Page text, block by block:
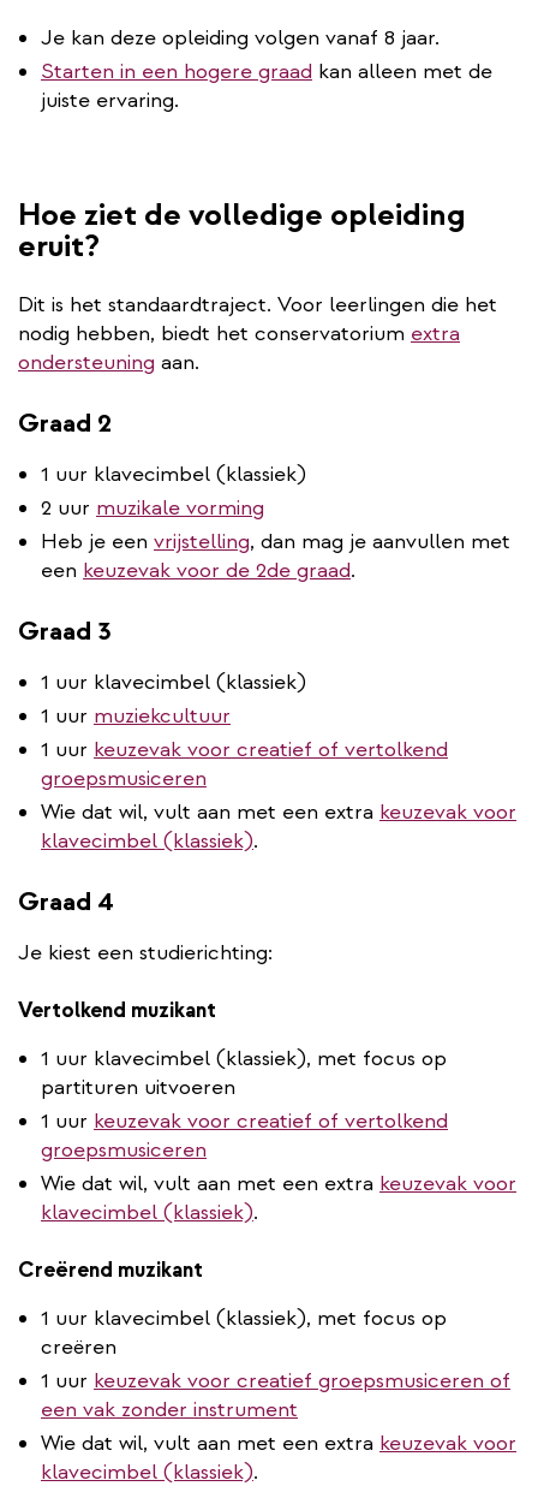
Je kan deze opleiding volgen vanaf 8 jaar.
Starten in een hogere graad kan alleen met de
juiste ervaring.
Hoe ziet de volledige opleiding
eruit?
Dit is het standaardtraject. Voor leerlingen die het
nodig hebben, biedt het conservatorium extra
ondersteuning aan.
Graad 2
1 uur klavecimbel (klassiek)
2 uur muzikale vorming
Heb je een vrijstelling, dan mag je aanvullen met
een keuzevak voor de 2de graad.
Graad 3
1 uur klavecimbel (klassiek)
1 uur muziekcultuur
1 uur keuzevak voor creatief of vertolkend
groepsmusiceren
Wie dat wil, vult aan met een extra keuzevak voor
klavecimbel (klassiek).
Graad 4
Je kiest een studierichting:
Vertolkend muzikant
1 uur klavecimbel (klassiek), met focus op
partituren uitvoeren
1 uur keuzevak voor creatief of vertolkend
groepsmusiceren
Wie dat wil, vult aan met een extra keuzevak voor
klavecimbel (klassiek).
Creërend muzikant
1 uur klavecimbel (klassiek), met focus op
creëren
1 uur keuzevak voor creatief groepsmusiceren of
een vak zonder instrument
Wie dat wil, vult aan met een extra keuzevak voor
klavecimbel (klassiek).